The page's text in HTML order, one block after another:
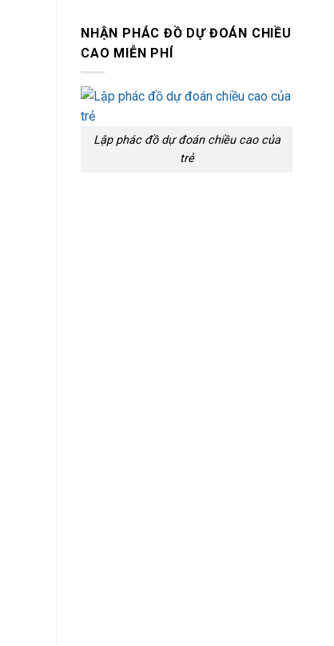
NHẬN PHÁC ĐỒ DỰ ĐOÁN CHIỀU
CAO MIỄN PHÍ
Lập phác đồ dự đoán chiều cao của
trẻ